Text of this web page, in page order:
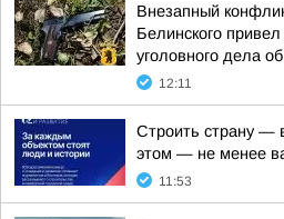
Внезапный
Белинского
уголовного дела
12:11
Строить страну —
этом — не менее
11:53